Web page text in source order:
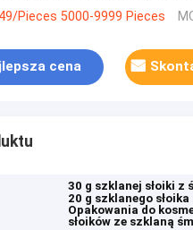
Pieces 5000-9999 Pieces
cena
30 g szklanej słoiki z
20 g szklanego
Opakowania do
słoików ze szklaną